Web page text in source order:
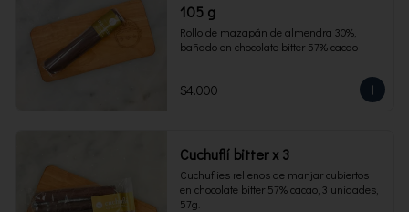
105 g
Rollo de mazapán de almendra 30%,
bañado en chocolate bitter 57% cacao
$4.000
Cuchuflí bitter x 3
Cuchuflies rellenos de manjar cubiertos
en chocolate bitter 57% cacao, 3 unidades,
57g.